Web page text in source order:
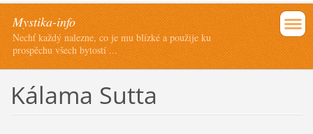
Mystika-info
Nechť každý nalezne, co je mu blízké a použije ku
prospěchu všech bytostí ...
Kálama Sutta